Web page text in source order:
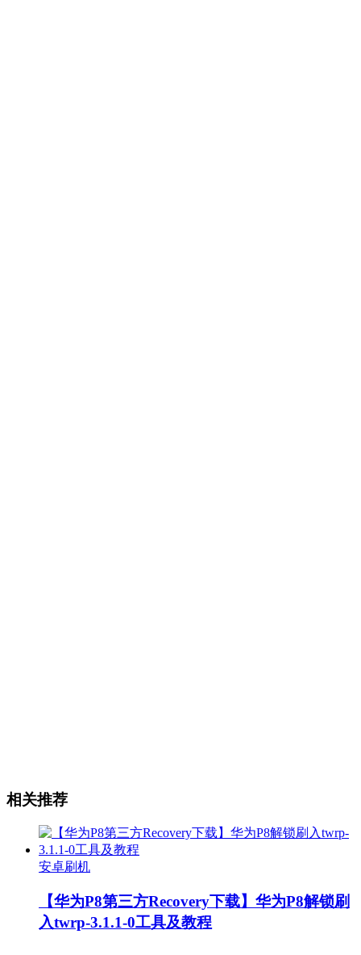
相关推荐
安卓刷机
【华为P8第三方Recovery下载】华为P8解锁刷
入twrp-3.1.1-0工具及教程